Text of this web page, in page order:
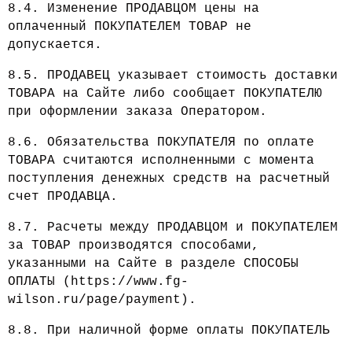
8.4. Изменение ПРОДАВЦОМ цены на
оплаченный ПОКУПАТЕЛЕМ ТОВАР не
допускается.
8.5. ПРОДАВЕЦ указывает стоимость доставки
ТОВАРА на Сайте либо сообщает ПОКУПАТЕЛЮ
при оформлении заказа Оператором.
8.6. Обязательства ПОКУПАТЕЛЯ по оплате
ТОВАРА считаются исполненными с момента
поступления денежных средств на расчетный
счет ПРОДАВЦА.
8.7. Расчеты между ПРОДАВЦОМ и ПОКУПАТЕЛЕМ
за ТОВАР производятся способами,
указанными на Сайте в разделе СПОСОБЫ
ОПЛАТЫ (https://www.fg-
wilson.ru/page/payment).
8.8. При наличной форме оплаты ПОКУПАТЕЛЬ